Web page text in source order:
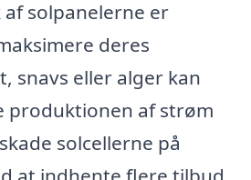
af solpanelerne er
deres
snavs eller alger kan
produktionen af strøm
solcellerne på